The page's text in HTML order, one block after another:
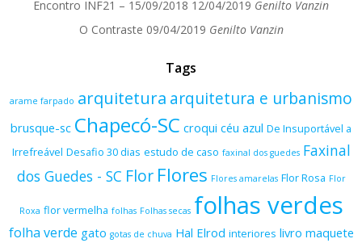
Encontro INF21 – 15/09/2018 12/04/2019 Genilto Vanzin
O Contraste 09/04/2019 Genilto Vanzin
Tags
arame farpado arquitetura arquitetura e urbanismo
brusque-sc Chapecó-SC croqui céu azul De Insuportável a
Irrefreável Desafio 30 dias estudo de caso faxinal dos guedes Faxinal
dos Guedes - SC Flor Flores Flores amarelas Flor Rosa Flor
Roxa flor vermelha folhas Folhas secas folhas verdes
folha verde gato gotas de chuva Hal Elrod interiores livro maquete